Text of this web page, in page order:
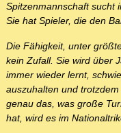
Spitzenmannschaft sucht
Sie hat Spieler, die den
Die Fähigkeit, unter
kein Zufall. Sie wird über
immer wieder lernt,
auszuhalten und
genau das, was große
hat, wird es im